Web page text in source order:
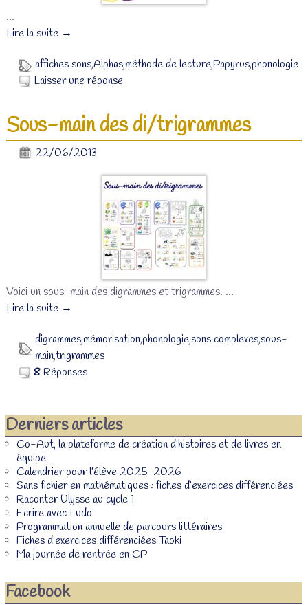
…
Lire la suite →
affiches sons,Alphas,méthode de lecture,Papyrus,phonologie
Laisser une réponse
Sous-main des di/trigrammes
22/06/2013
Voici un sous-main des digrammes et trigrammes. …
Lire la suite →
digrammes,mémorisation,phonologie,sons complexes,sous-
main,trigrammes
8Réponses
Derniers articles
Co-Aut, la plateforme de création d’histoires et de livres en
équipe
Calendrier pour l’élève 2025-2026
Sans fichier en mathématiques : fiches d’exercices différenciées
Raconter Ulysse au cycle 1
Ecrire avec Ludo
Programmation annuelle de parcours littéraires
Fiches d’exercices différenciées Taoki
Ma journée de rentrée en CP
Facebook